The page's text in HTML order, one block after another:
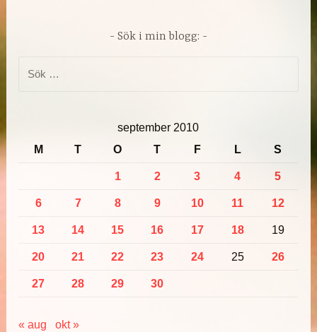
Sök i min blogg:
september 2010
M
T O T F L S
1 2 3 4 5
6 7 8 9 10 11 12
13 14 15 16 17 18 19
20 21 22 23 24 25 26
27 28 29 30
« aug okt »